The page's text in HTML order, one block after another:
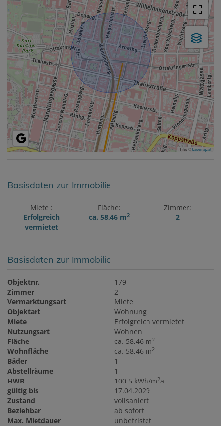
Tiles ©basemap.at
Basisdaten zur Immobilie
Miete
Erfolgreich
vermietet
Fläche
ca. 58,46 m2
Zimmer
2
Basisdaten zur Immobilie
Objektnr.
179
Zimmer
2
Vermarktungsart
Miete
Objektart
Wohnung
Miete
Erfolgreich vermietet
Nutzungsart
Wohnen
Fläche
ca. 58,46 m2
Wohnfläche ca. 58,46 m2
Bäder
1
Abstellräume
1
HWB
100.5 kWh/m2a
gültig bis
17.04.2029
Zustand
vollsaniert
Beziehbar
ab sofort
Max. Mietdauer
unbefristet